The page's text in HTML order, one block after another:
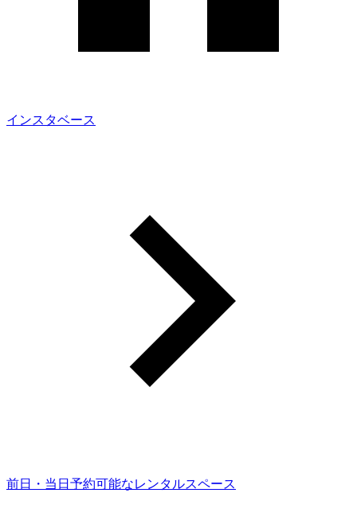
インスタベース
前日・当日予約可能なレンタルスペース